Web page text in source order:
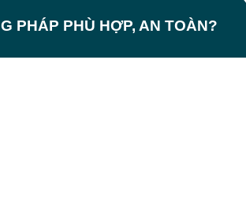
PHÁP PHÙ HỢP, AN TOÀN?